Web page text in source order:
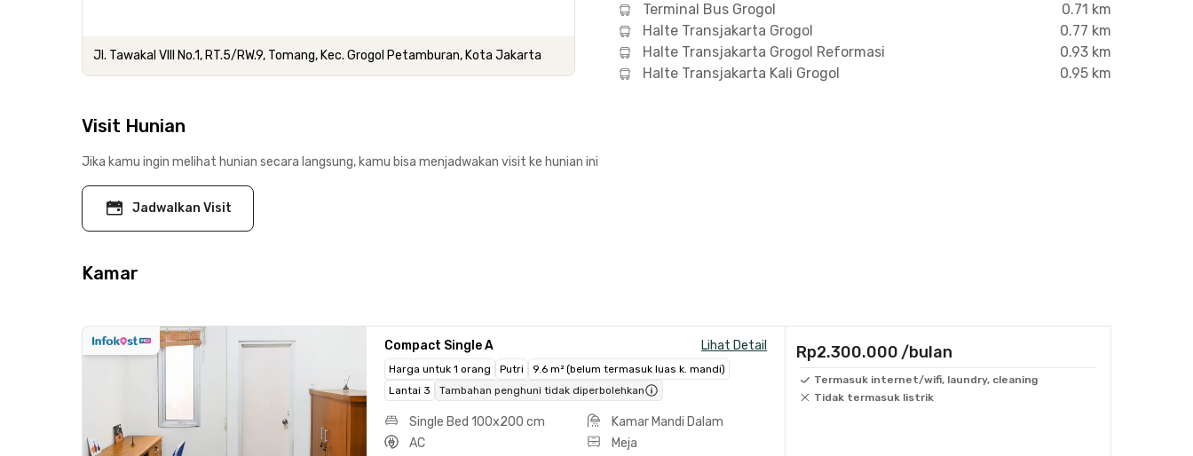
Jl. Tawakal VIII No.1, RT.5/RW.9, Tomang, Kec. Grogol Petamburan, Kota Jakarta
Terminal Bus Grogol
0.71 km
Halte Transjakarta Grogol
0.77 km
Halte Transjakarta Grogol Reformasi
0.93 km
Halte Transjakarta Kali Grogol
0.95 km
Visit Hunian
Jika kamu ingin melihat hunian secara langsung, kamu bisa menjadwakan visit ke hunian ini
Jadwalkan Visit
Kamar
Compact Single A Lihat Detail
Harga untuk 1 orang Putri
9.6 m² (belum termasuk luas k. mandi)
Lantai 3
Tambahan penghuni tidak diperbolehkan
Single Bed 100x200 cm
Kamar Mandi Dalam
AC
Meja
Rp2.300.000 /bulan
Termasuk internet/wifi, laundry, cleaning
Tidak termasuk listrik